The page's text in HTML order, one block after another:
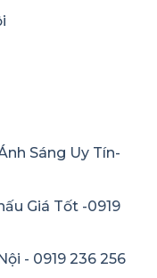
Sáng Uy Tín-
Giá Tốt -0919
- 0919 236 256